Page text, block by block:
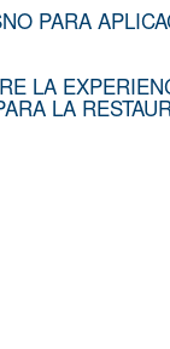
PARA
LA
LA